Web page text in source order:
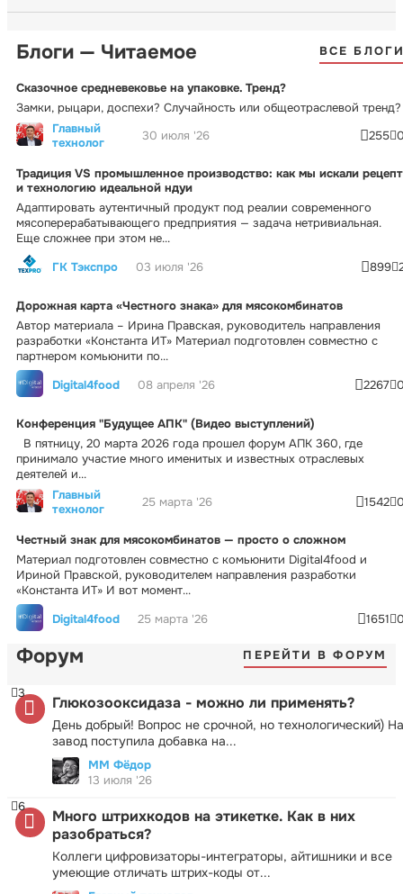
Блоги — Читаемое ВСЕ
Сказочное средневековье на упаковке. Тренд?
Замки, рыцари, доспехи? Случайность или общеотраслевой тренд?
Главный
технолог
30 июля '26 255
Традиция VS промышленное производство: как мы искали рецепт
и технологию идеальной ндуи
Адаптировать аутентичный продукт под реалии современного
мясоперерабатывающего предприятия — задача нетривиальная.
Еще сложнее при этом не...
ГК Тэкспро
03 июля '26 899
Дорожная карта «Честного знака» для мясокомбинатов
Автор материала – Ирина Правская, руководитель направления
разработки «Константа ИТ» Материал подготовлен совместно с
партнером комьюнити по...
Digital4food
08 апреля '26 2267
Конференция "Будущее АПК" (Видео выступлений)
В пятницу, 20 марта 2026 года прошел форум АПК 360, где
принимало участие много именитых и известных отраслевых
деятелей и...
Главный
технолог
25 марта '26 1542
Честный знак для мясокомбинатов — просто о сложном
Материал подготовлен совместно с комьюнити Digital4food и
Ириной Правской, руководителем направления разработки
«Константа ИТ» И вот момент...
Digital4food
25 марта '26 1651
Форум ПЕРЕЙТИ В ФОРУМ
Глюкозооксидаза - можно ли применять?
День добрый! Вопрос не срочной, но технологический) На
завод поступила добавка на...
3
ММ Фёдор
13 июля '26
Много штрихкодов на этикетке. Как в них
разобраться?
Коллеги цифровизаторы-интеграторы, айтишники и все
умеющие отличать штрих-коды от...
6